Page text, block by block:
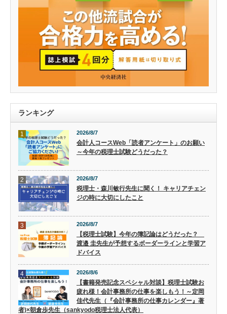
ランキング
1 2026/8/7
会計人コースWeb「読者アンケート」のお願い
～今年の税理士試験どうだった？
2 2026/8/7
税理士・森川敏行先生に聞く！ キャリアチェン
ジの時に大切にしたこと
3 2026/8/7
【税理士試験】今年の簿記論はどうだった？
渡邉 圭先生が予想するボーダーラインと学習ア
ドバイス
4 2026/8/6
【書籍発売記念スペシャル対談】税理士試験お
疲れ様！会計事務所の仕事を楽しもう！～定岡
佳代先生（『会計事務所の仕事カレンダー』著
者)×朝倉歩先生（sankyodo税理士法人代表）